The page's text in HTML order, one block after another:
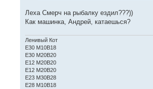
Леха Смерч на рыбалку ездил???))
Как машинка, Андрей, катаешься?
Ленивый Кот
E30 M10B18
E30 M20B20
Е12 М20В20
Е12 М20В20
Е23 М30В28
Е28 М10В18